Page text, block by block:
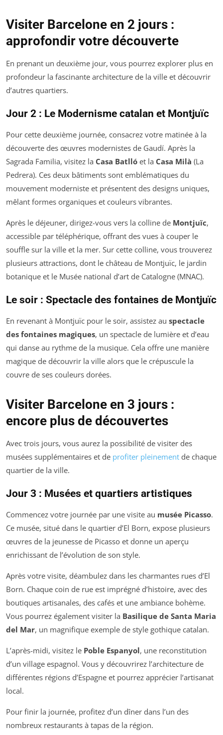
Visiter Barcelone en 2 jours :
approfondir votre découverte
En prenant un deuxième jour, vous pourrez explorer plus en
profondeur la fascinante architecture de la ville et découvrir
d’autres quartiers.
Jour 2 : Le Modernisme catalan et Montjuïc
Pour cette deuxième journée, consacrez votre matinée à la
découverte des œuvres modernistes de Gaudí. Après la
Sagrada Familia, visitez la Casa Batlló et la Casa Milà (La
Pedrera). Ces deux bâtiments sont emblématiques du
mouvement moderniste et présentent des designs uniques,
mêlant formes organiques et couleurs vibrantes.
Après le déjeuner, dirigez-vous vers la colline de Montjuïc,
accessible par téléphérique, offrant des vues à couper le
souffle sur la ville et la mer. Sur cette colline, vous trouverez
plusieurs attractions, dont le château de Montjuïc, le jardin
botanique et le Musée national d’art de Catalogne (MNAC).
Le soir : Spectacle des fontaines de Montjuïc
En revenant à Montjuïc pour le soir, assistez au spectacle
des fontaines magiques, un spectacle de lumière et d’eau
qui danse au rythme de la musique. Cela offre une manière
magique de découvrir la ville alors que le crépuscule la
couvre de ses couleurs dorées.
Visiter Barcelone en 3 jours :
encore plus de découvertes
Avec trois jours, vous aurez la possibilité de visiter des
musées supplémentaires et de profiter pleinement de chaque
quartier de la ville.
Jour 3 : Musées et quartiers artistiques
Commencez votre journée par une visite au musée Picasso.
Ce musée, situé dans le quartier d’El Born, expose plusieurs
œuvres de la jeunesse de Picasso et donne un aperçu
enrichissant de l’évolution de son style.
Après votre visite, déambulez dans les charmantes rues d’El
Born. Chaque coin de rue est imprégné d’histoire, avec des
boutiques artisanales, des cafés et une ambiance bohème.
Vous pourrez également visiter la Basilique de Santa Maria
del Mar, un magnifique exemple de style gothique catalan.
L’après-midi, visitez le Poble Espanyol, une reconstitution
d’un village espagnol. Vous y découvrirez l’architecture de
différentes régions d’Espagne et pourrez apprécier l’artisanat
local.
Pour finir la journée, profitez d’un dîner dans l’un des
nombreux restaurants à tapas de la région.